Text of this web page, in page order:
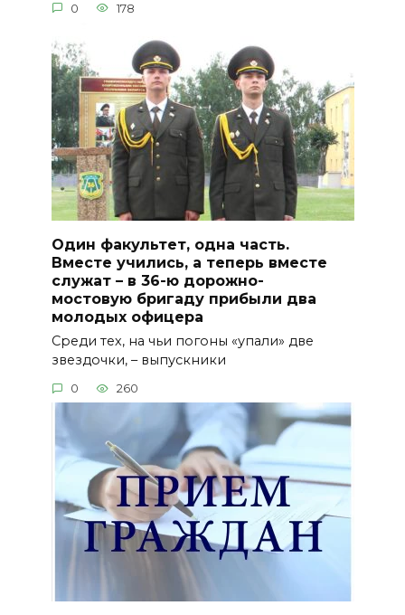
0 178
Один факультет, одна часть.
Вместе учились, а теперь вместе
служат – в 36-ю дорожно-
мостовую бригаду прибыли два
молодых офицера
Среди тех, на чьи погоны «упали» две
звездочки, – выпускники
0 260